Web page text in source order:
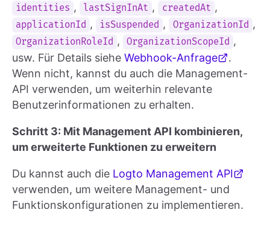
identities , lastSignInAt , createdAt ,
applicationId , isSuspended , OrganizationId ,
OrganizationRoleId , OrganizationScopeId ,
usw. Für Details siehe Webhook-Anfrage
.
Wenn nicht, kannst du auch die Management-
API verwenden, um weiterhin relevante
Benutzerinformationen zu erhalten.
Schritt 3: Mit Management API kombinieren,
um erweiterte Funktionen zu erweitern
Du kannst auch die Logto Management API
verwenden, um weitere Management- und
Funktionskonfigurationen zu implementieren.